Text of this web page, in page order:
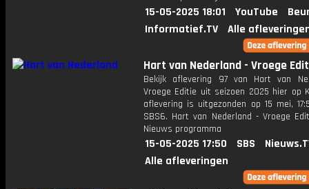
15-05-2025 18:01 YouTube
Informatief.TV
Alle
Hart van Nederland - Vroege
Bekijk aflevering 97 van Hart van
Vroege Editie uit seizoen 2025 hier op
aflevering is uitgezonden op 15 mei,
SBS6. Hart van Nederland - Vroege
Nieuws programma
15-05-2025 17:50 SBS
Alle afleveringen